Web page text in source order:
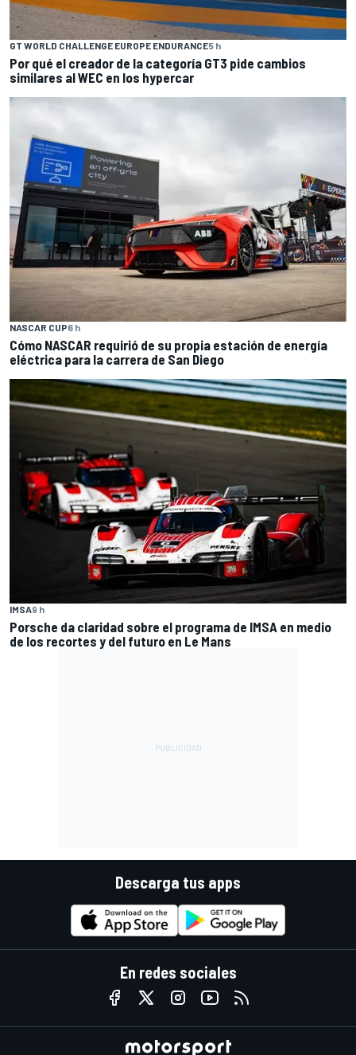
GT WORLD CHALLENGE EUROPE ENDURANCE5 h
Por qué el creador de la categoría GT3 pide cambios
similares al WEC en los hypercar
NASCAR CUP6 h
Cómo NASCAR requirió de su propia estación de energía
eléctrica para la carrera de San Diego
IMSA9 h
Porsche da claridad sobre el programa de IMSA en medio
de los recortes y del futuro en Le Mans
Descarga tus apps
En redes sociales